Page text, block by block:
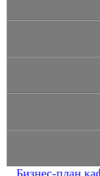
Бизнес-план